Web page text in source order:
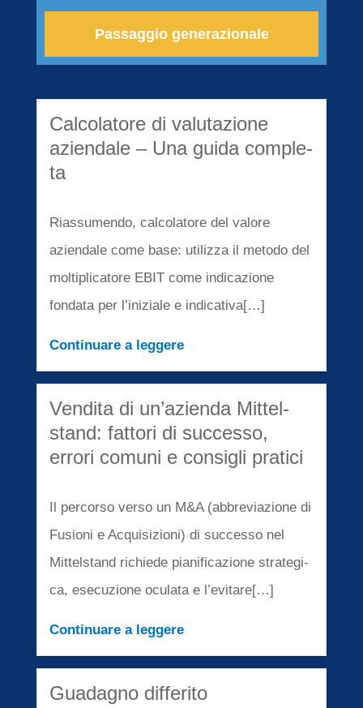
Passag­gio generazionale
Calco­la­to­re di valuta­zio­ne
aziend­a­le – Una guida comple­
ta
Riassu­men­do, calco­la­to­re del valore
aziend­a­le come base: utiliz­za il metodo del
molti­pli­ca­to­re EBIT come indica­zio­ne
fonda­ta per l’ini­zia­le e indicativa[…]
Conti­nu­are a legge­re
Vendita di un’azi­en­da Mittel­
stand: fatto­ri di succes­so,
errori comuni e consig­li prati­ci
Il percor­so verso un M&A (abbre­via­zio­ne di
Fusio­ni e Acqui­si­zio­ni) di succes­so nel
Mittel­stand richie­de piani­fi­ca­zio­ne strate­gi­
ca, esecu­zi­o­ne ocula­ta e l’evitare[…]
Conti­nu­are a legge­re
Guada­g­no diffe­ri­to